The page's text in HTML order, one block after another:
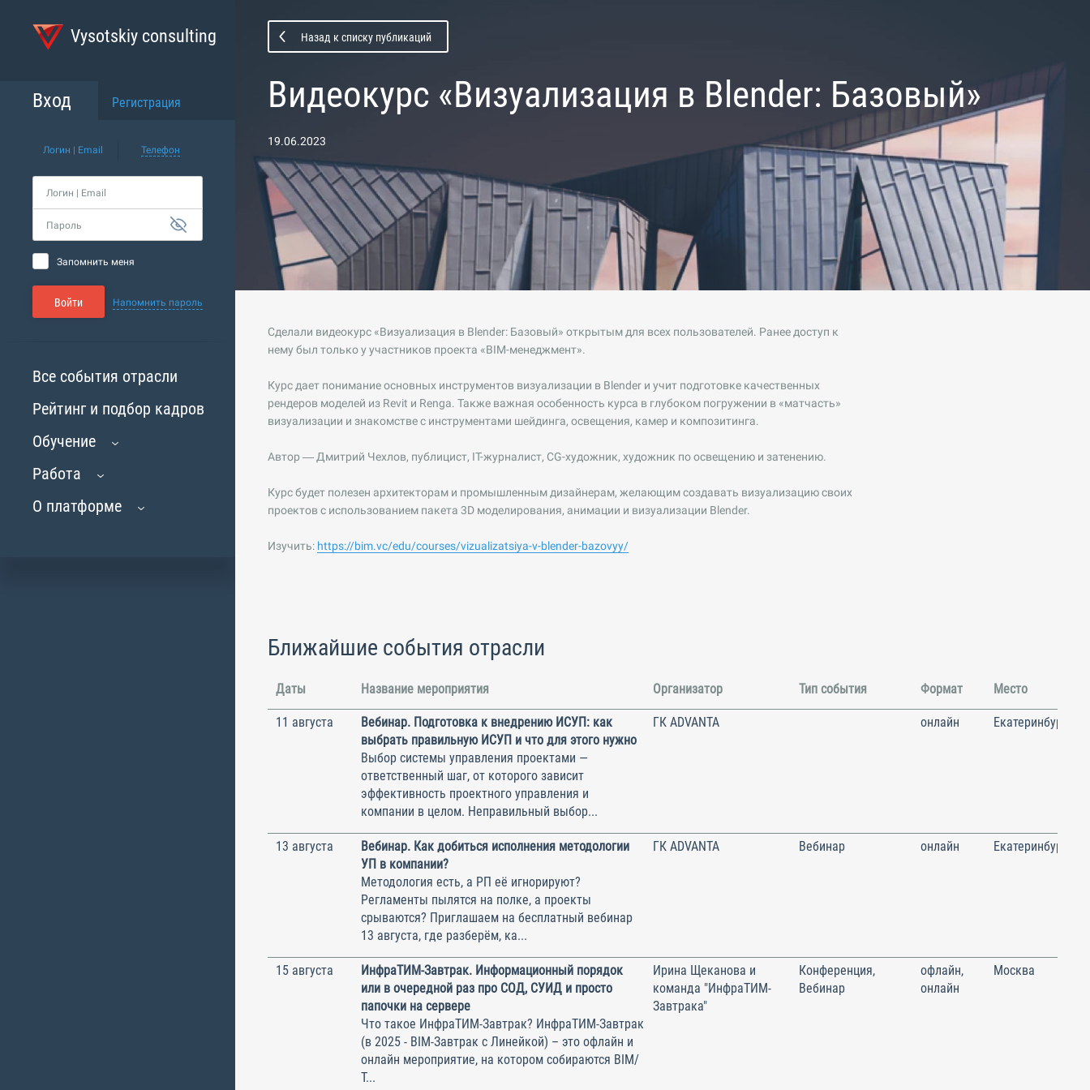
Vysotskiy consulting
Вход Регистрация
Логин | Email Телефон
Логин | Email
Пароль
Запомнить меня
Войти Напомнить пароль
Все события отрасли
Рейтинг и подбор кадров
Обучение
Работа
О платформе
Назад к списку публикаций
Видеокурс «Визуализация в Blender: Базовый»
19.06.2023
Сделали видеокурс «Визуализация в Blender: Базовый» открытым для всех пользователей. Ранее доступ к
нему был только у участников проекта «BIM-менеджмент».
Курс дает понимание основных инструментов визуализации в Blender и учит подготовке качественных
рендеров моделей из Revit и Renga. Также важная особенность курса в глубоком погружении в «матчасть»
визуализации и знакомстве с инструментами шейдинга, освещения, камер и композитинга.
Автор — Дмитрий Чехлов, публицист, IT-журналист, CG-художник, художник по освещению и затенению.
Курс будет полезен архитекторам и промышленным дизайнерам, желающим создавать визуализацию своих
проектов с использованием пакета 3D моделирования, анимации и визуализации Blender.
Изучить: https://bim.vc/edu/courses/vizualizatsiya-v-blender-bazovyy/
Ближайшие события отрасли
Даты Название мероприятия Организатор Тип события Формат Место
11 августа
Вебинар. Подготовка к внедрению ИСУП: как
выбрать правильную ИСУП и что для этого нужно
Выбор системы управления проектами —
ответственный шаг, от которого зависит
эффективность проектного управления и
компании в целом. Неправильный выбор...
ГК ADVANTA онлайн Екатеринбург
13 августа
Вебинар. Как добиться исполнения методологии
УП в компании?
Методология есть, а РП её игнорируют?
Регламенты пылятся на полке, а проекты
срываются? Приглашаем на бесплатный вебинар
13 августа, где разберём, ка...
ГК ADVANTA Вебинар онлайн Екатеринбург
15 августа
ИнфраТИМ-Завтрак. Информационный порядок
или в очередной раз про СОД, СУИД и просто
папочки на сервере
Что такое ИнфраТИМ-Завтрак? ИнфраТИМ-Завтрак
(в 2025 - BIM-Завтрак с Линейкой) – это офлайн и
онлайн мероприятие, на котором собираются BIM/
Т...
Ирина Щеканова и
команда "ИнфраТИМ-
Завтрака"
Конференция,
Вебинар
офлайн,
онлайн
Москва